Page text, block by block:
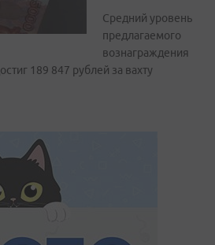
Средний уровень
предлагаемого
вознаграждения
189 847 рублей за вахту